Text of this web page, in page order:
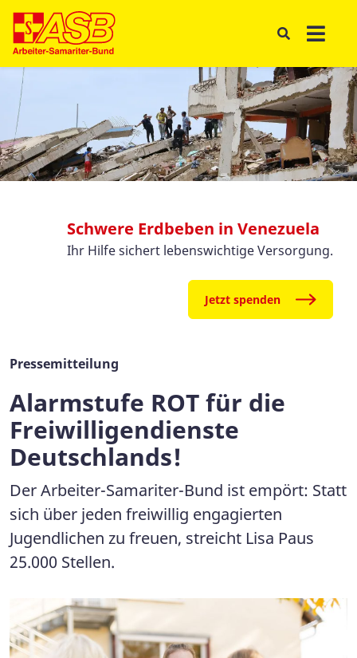
Schwere Erdbeben in Venezuela
Ihr Hilfe sichert lebenswichtige Versorgung.
Jetzt spenden
Pressemitteilung
Alarmstufe ROT für die
Freiwilligendienste
Deutschlands!
Der Arbeiter-Samariter-Bund ist empört: Statt
sich über jeden freiwillig engagierten
Jugendlichen zu freuen, streicht Lisa Paus
25.000 Stellen.